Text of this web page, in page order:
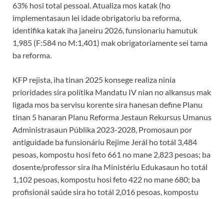
63% hosi total pessoal. Atualiza mos katak (ho
implementasaun lei idade obrigatoriu ba reforma,
identifika katak iha janeiru 2026, funsionariu hamutuk
1,985 (F:584 no M:1,401) mak obrigatoriamente sei tama
ba reforma.
KFP rejista, iha tinan 2025 konsege realiza ninia
prioridades sira polítika Mandatu IV nian no alkansus mak
ligada mos ba servisu korente sira hanesan define Planu
tinan 5 hanaran Planu Reforma Jestaun Rekursus Umanus
Administrasaun Públika 2023-2028, Promosaun por
antiguidade ba funsionáriu Rejime Jerál ho totál 3,484
pesoas, kompostu hosi feto 661 no mane 2,823 pesoas; ba
dosente/professor sira iha Ministériu Edukasaun ho totál
1,102 pesoas, kompostu hosi feto 422 no mane 680; ba
profisionál saúde sira ho totál 2,016 pesoas, kompostu